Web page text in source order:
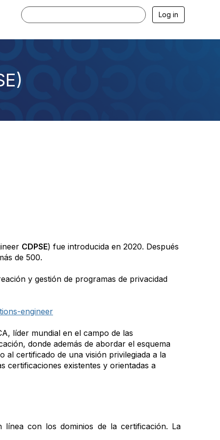
Log in
CDPSE) fue introducida en 2020. Después
de 500.
y gestión de programas de privacidad
engineer
líder mundial en el campo de las
donde además de abordar el esquema
al certificado de una visión privilegiada a la
certificaciones existentes y orientadas a
con los dominios de la certificación. La